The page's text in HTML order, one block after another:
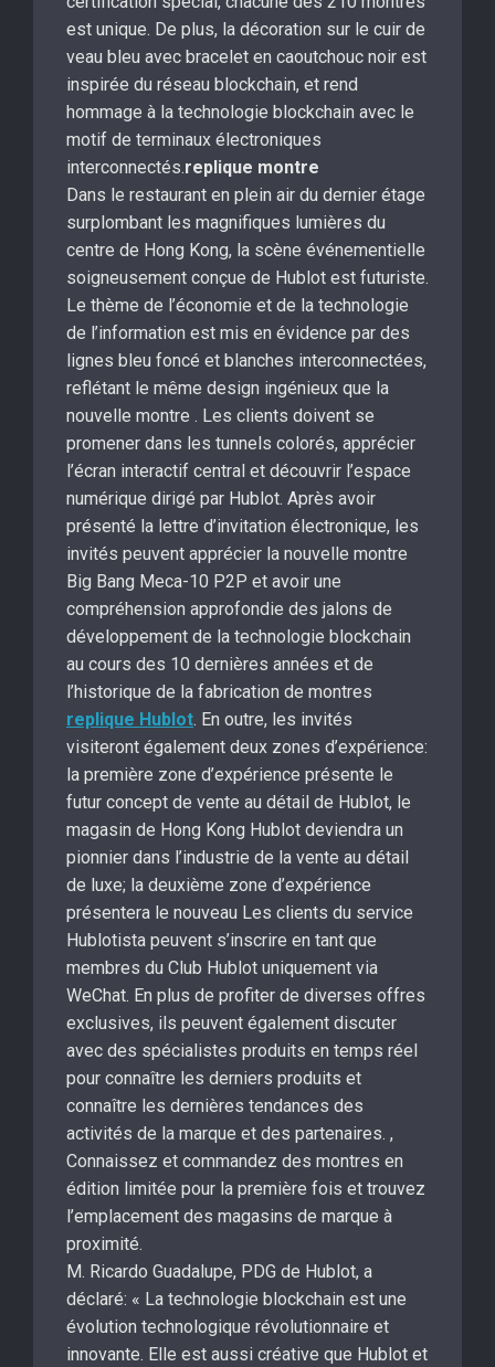
est unique. De plus, la décoration sur le cuir de
veau bleu avec bracelet en caoutchouc noir est
inspirée du réseau blockchain, et rend
hommage à la technologie blockchain avec le
motif de terminaux électroniques
interconnectés.replique montre
Dans le restaurant en plein air du dernier étage
surplombant les magnifiques lumières du
centre de Hong Kong, la scène événementielle
soigneusement conçue de Hublot est futuriste.
Le thème de l’économie et de la technologie
de l’information est mis en évidence par des
lignes bleu foncé et blanches interconnectées,
reflétant le même design ingénieux que la
nouvelle montre . Les clients doivent se
promener dans les tunnels colorés, apprécier
l’écran interactif central et découvrir l’espace
numérique dirigé par Hublot. Après avoir
présenté la lettre d’invitation électronique, les
invités peuvent apprécier la nouvelle montre
Big Bang Meca-10 P2P et avoir une
compréhension approfondie des jalons de
développement de la technologie blockchain
au cours des 10 dernières années et de
l’historique de la fabrication de montres
replique Hublot. En outre, les invités
visiteront également deux zones d’expérience:
la première zone d’expérience présente le
futur concept de vente au détail de Hublot, le
magasin de Hong Kong Hublot deviendra un
pionnier dans l’industrie de la vente au détail
de luxe; la deuxième zone d’expérience
présentera le nouveau Les clients du service
Hublotista peuvent s’inscrire en tant que
membres du Club Hublot uniquement via
WeChat. En plus de profiter de diverses offres
exclusives, ils peuvent également discuter
avec des spécialistes produits en temps réel
pour connaître les derniers produits et
connaître les dernières tendances des
activités de la marque et des partenaires. ,
Connaissez et commandez des montres en
édition limitée pour la première fois et trouvez
l’emplacement des magasins de marque à
proximité.
M. Ricardo Guadalupe, PDG de Hublot, a
déclaré: « La technologie blockchain est une
évolution technologique révolutionnaire et
innovante. Elle est aussi créative que Hublot et